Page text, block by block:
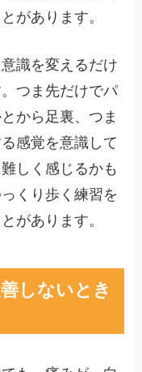
があります。
識を変えるだけ
つま先だけでパ
から足裏、つま
感覚を意識して
しく感じるかも
くり歩く練習を
があります。
しないとき